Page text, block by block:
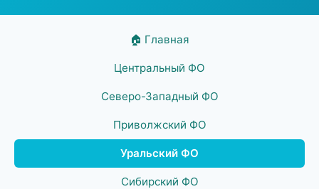
🏠 Главная
Центральный ФО
Северо-Западный ФО
Приволжский ФО
Уральский ФО
Сибирский ФО